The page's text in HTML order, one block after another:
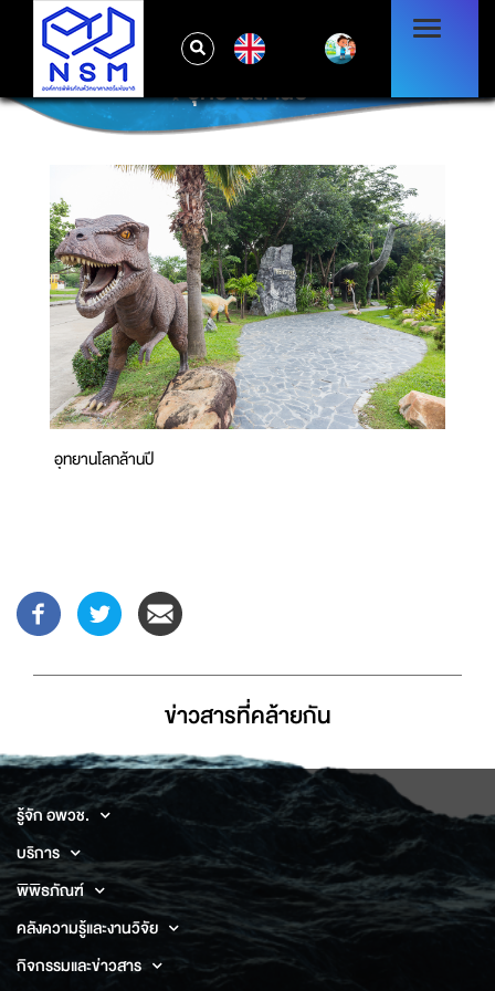
อุทยานล้านปี
อุทยานโลกล้านปี
ข่าวสารที่่คล้ายกัน
รู้จัก อพวช.
บริการ
พิพิธภัณฑ์
คลังความรู้และงานวิจัย
กิจกรรมและข่าวสาร